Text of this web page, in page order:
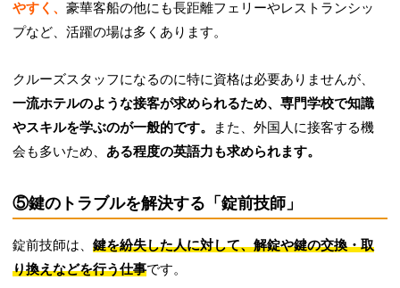
やすく、豪華客船の他にも長距離フェリーやレストランシッ
プなど、活躍の場は多くあります。
クルーズスタッフになるのに特に資格は必要ありませんが、
一流ホテルのような接客が求められるため、専門学校で知識
やスキルを学ぶのが一般的です。
また、外国人に接客する機
会も多いため、ある程度の英語力も求められます。
⑤鍵のトラブルを解決する「錠前技師」
錠前技師は、鍵を紛失した人に対して、解錠や鍵の交換・取
り換えなどを行う仕事です。